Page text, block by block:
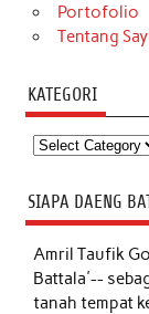
Portofolio
Tentang
KATEGORI
Kategori
SIAPA DAENG
Amril Taufik
Battala'--
tanah tempat